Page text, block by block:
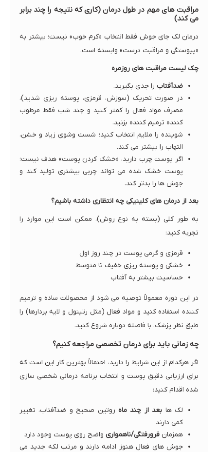
مراقبت های مهم در طول درمان (کاری که نتیجه را چند برابر
می کند)
درمان لک جای جوش فقط انتخاب «کرم خوب» نیست؛ بیشتر به
«پیوستگی و مراقبت درست» وابسته است.
چک لیست مراقبت های روزمره
ضدآفتاب را جدی بگیرید.
در صورت تحریک (سوزش، قرمزی، پوسته ریزی شدید)،
مصرف مواد فعال را کمتر کنید و چند شب فقط مرطوب
کننده ترمیم کننده بزنید.
شوینده را ملایم انتخاب کنید؛ شست وشوی زیاد و خشن،
التهاب را بیشتر می کند.
اگر پوست چرب دارید، «خشک کردن پوست» هدف نیست؛
پوست خشک شده می تواند چربی بیشتری تولید کند و
جوش ها را بدتر کند.
بعد از درمان های کلینیکی چه انتظاری داشته باشیم؟
به طور کلی (بسته به نوع روش)، ممکن است این موارد را
تجربه کنید:
قرمزی و گرمی پوست در چند روز اول
خشکی و پوسته ریزی خفیف تا متوسط
حساسیت بیشتر به آفتاب
در این دوره معمولاً توصیه می شود از محصولات ساده و ترمیم
کننده استفاده کنید و مواد فعال (مثل رتینول و لایه بردارها) را
طبق نظر پزشک، با فاصله دوباره شروع کنید.
چه زمانی باید برای درمان تخصصی مراجعه کنیم؟
اگر هرکدام از این شرایط را دارید، احتمالاً بهترین کار این است که
برای ارزیابی دقیق پوست و انتخاب برنامه درمانی شخصی سازی
شده اقدام کنید:
لک ها بعد از چند ماه روتین صحیح و ضدآفتاب، تغییر
کمی دارند
همزمان فرورفتگی/ناهمواری واضح روی پوست وجود دارد
جوش های فعال هنوز ادامه دارند و مرتب لکه جدید می